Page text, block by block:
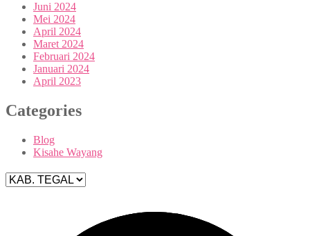
Juni 2024
Mei 2024
April 2024
Maret 2024
Februari 2024
Januari 2024
April 2023
Categories
Blog
Kisahe Wayang